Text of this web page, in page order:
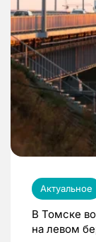
Актуальное
В Томске
на левом